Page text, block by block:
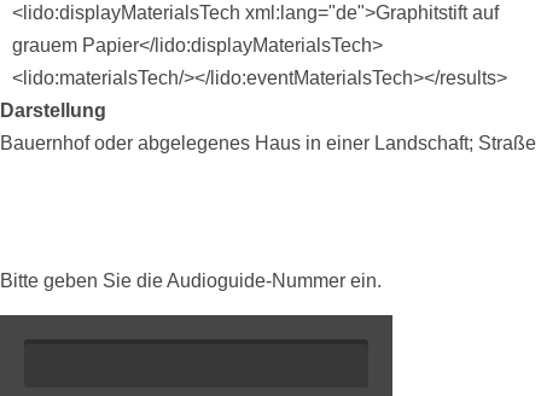
<lido:displayMaterialsTech xml:lang="de">Graphitstift auf
grauem Papier</lido:displayMaterialsTech>
<lido:materialsTech/></lido:eventMaterialsTech></results>
Darstellung
Bauernhof oder abgelegenes Haus in einer Landschaft; Straße
Bitte geben Sie die Audioguide-Nummer ein.